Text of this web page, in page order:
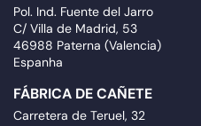
Pol. Ind. Fuente del Jarro
C/ Villa de Madrid, 53
46988 Paterna (Valencia)
Espanha
FÁBRICA DE CAÑETE
Carretera de Teruel, 32